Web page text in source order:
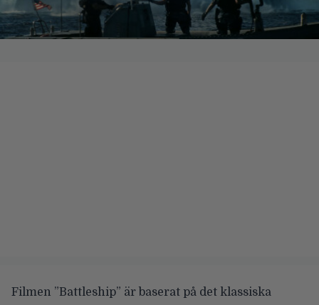
Filmen ”Battleship” är baserat på det klassiska